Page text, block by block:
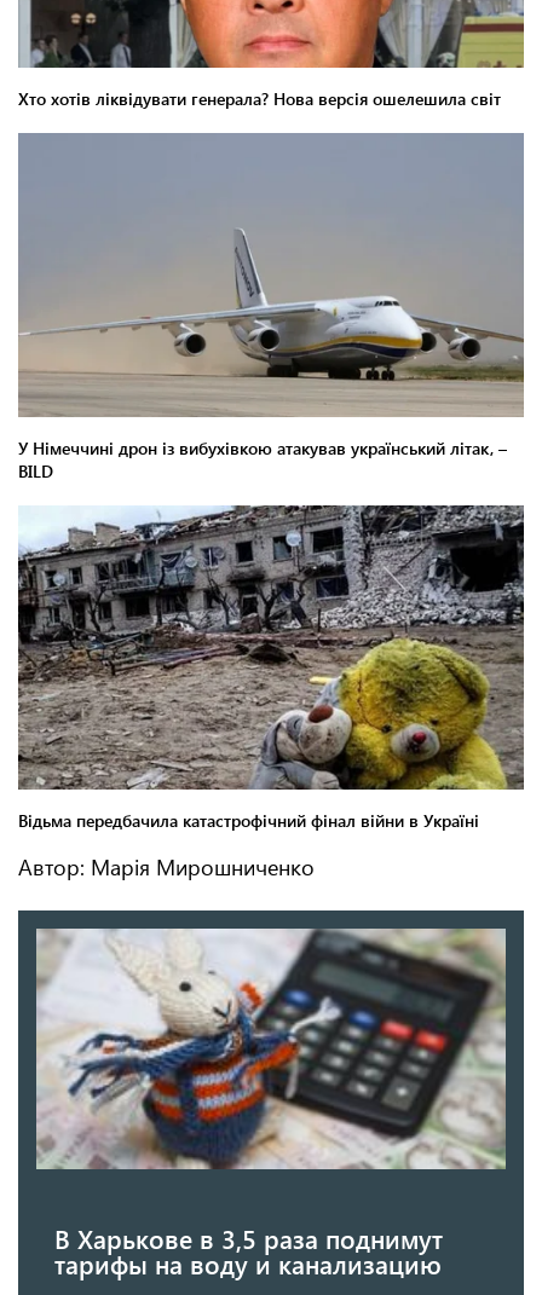
Автор: Марія Мирошниченко
В Харькове в 3,5 раза поднимут
тарифы на воду и канализацию